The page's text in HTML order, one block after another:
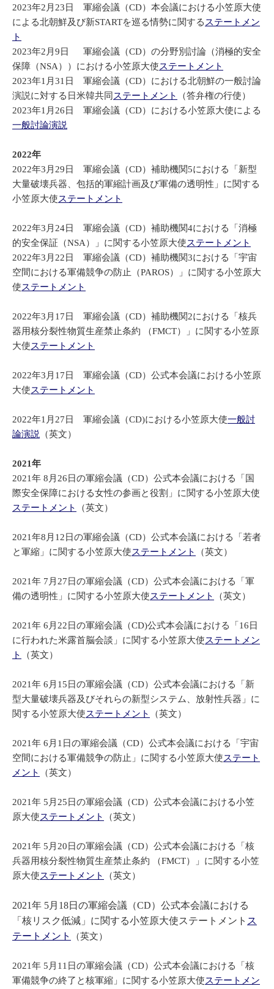
2023年2月23日 軍縮会議（CD）本会議における小笠原大使
による北朝鮮及び新STARTを巡る情勢に関する ステートメン
ト
2023年2月9日 軍縮会議（CD）の分野別討論（消極的安全
保障（NSA））における小笠原大使ステートメント
2023年1月31日 軍縮会議（CD）における北朝鮮の一般討論
演説に対する日米韓共同 ステートメント
（答弁権の行使）
2023年1月26日 軍縮会議（CD）における小笠原大使による
一般討論演説
2022年
2022年3月29日 軍縮会議（CD）補助機関5における「新型
大量破壊兵器、包括的軍縮計画及び軍備の透明性」に関する
小笠原大使ステートメント
2022年3月24日 軍縮会議（CD）補助機関4における「消極
的安全保証（NSA）」に関する小笠原大使ステートメント
2022年3月22日 軍縮会議（CD）補助機関3における「宇宙
空間における軍備競争の防止（PAROS）」に関する小笠原大
使ステートメント
2022年3月17日 軍縮会議（CD）補助機関2における「核兵
器用核分裂性物質生産禁止条約 （FMCT）」に関する小笠原
大使ステートメント
2022年3月17日 軍縮会議（CD）公式本会議における小笠原
大使ステートメント
2022年1月27日 軍縮会議（CD)における小笠原大使一般討
論演説
（英文）
2021年
2021年 8月26日の軍縮会議（CD）公式本会議における「国
際安全保障における女性の参画と役割」に関する小笠原大使
ステートメント
（英文）
2021年8月12日の軍縮会議（CD）公式本会議における「若者
と軍縮」に関する小笠原大使ステートメント （英文）
2021年 7月27日の軍縮会議（CD）公式本会議における「軍
備の透明性」に関する小笠原大使ステートメント （英文）
2021年 6月22日の軍縮会議（CD)公式本会議における「16日
に行われた米露首脳会談」に関する小笠原大使ステートメン
ト
（英文）
2021年 6月15日の軍縮会議（CD）公式本会議における「新
型大量破壊兵器及びそれらの新型システム、放射性兵器」に
関する小笠原大使ステートメント （英文）
2021年 6月1日の軍縮会議（CD）公式本会議における
「宇宙
空間における軍備競争の防止」に関する小笠原大使ステート
メント
（英文）
2021年 5月25日の軍縮会議（CD）公式本会議における小笠
原大使ステートメント （英文）
2021年 5月20日の軍縮会議（CD）公式本会議における「核
兵器用核分裂性物質生産禁止条約 （FMCT）」に関する小笠
原大使ステートメント （英文）
2021年 5月18日の軍縮会議（CD）公式本会議における
「核リスク低減」に関する小笠原大使ステートメント ス
テートメント
（英文）
2021年 5月11日の軍縮会議（CD）公式本会議における「核
軍備競争の終了と核軍縮」に関する小笠原大使ステートメン